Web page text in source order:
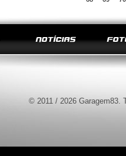
NOTÍCIAS
© 2011 / 2026 Garagem83.